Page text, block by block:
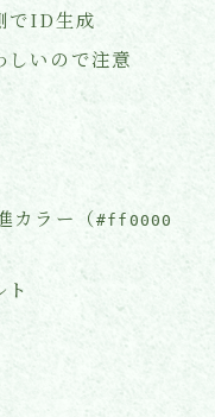
でID生成
しいので注意
カラー（#ff0000